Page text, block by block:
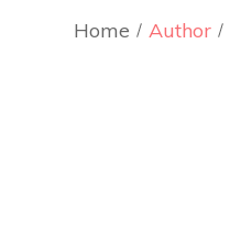
Home Author